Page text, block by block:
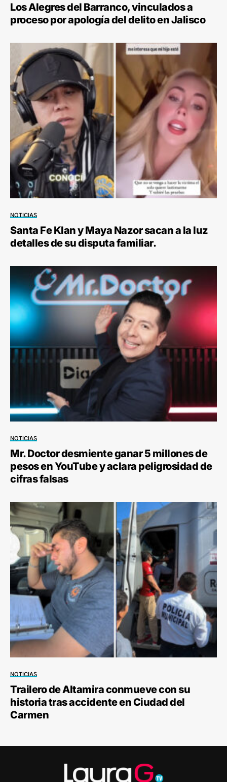
Los Alegres del Barranco, vinculados a
proceso por apología del delito en Jalisco
NOTICIAS
Santa Fe Klan y Maya Nazor sacan a la luz
detalles de su disputa familiar.
NOTICIAS
Mr. Doctor desmiente ganar 5 millones de
pesos en YouTube y aclara peligrosidad de
cifras falsas
NOTICIAS
Trailero de Altamira conmueve con su
historia tras accidente en Ciudad del
Carmen